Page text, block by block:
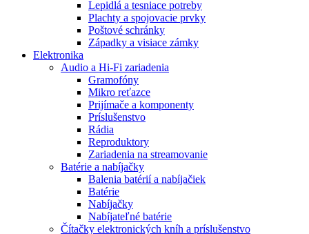
Lepidlá a tesniace potreby
Plachty a spojovacie prvky
Poštové schránky
Západky a visiace zámky
Elektronika
Audio a Hi-Fi zariadenia
Gramofóny
Mikro reťazce
Prijímače a komponenty
Príslušenstvo
Rádia
Reproduktory
Zariadenia na streamovanie
Batérie a nabíjačky
Balenia batérií a nabíjačiek
Batérie
Nabíjačky
Nabíjateľné batérie
Čítačky elektronických kníh a príslušenstvo